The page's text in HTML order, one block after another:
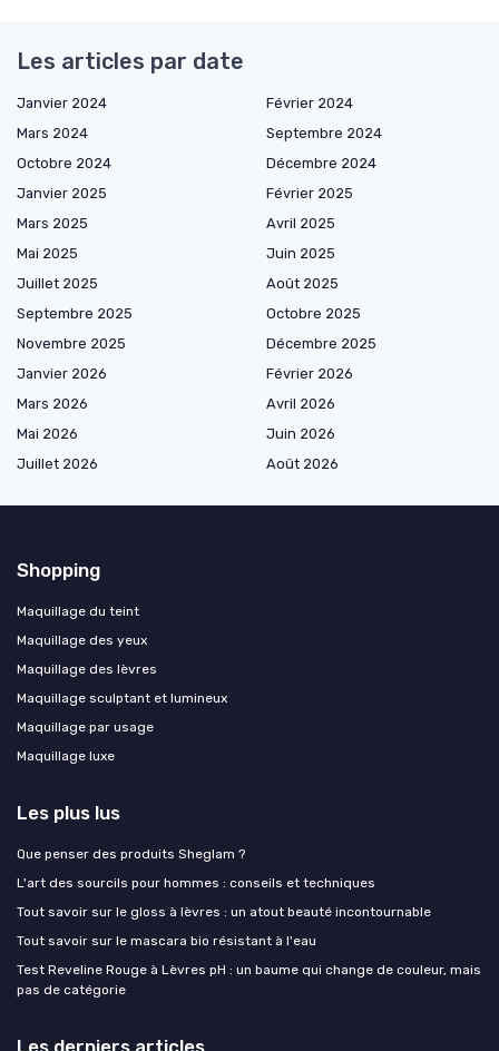
Les articles par date
Janvier 2024
Février 2024
Mars 2024
Septembre 2024
Octobre 2024
Décembre 2024
Janvier 2025
Février 2025
Mars 2025
Avril 2025
Mai 2025
Juin 2025
Juillet 2025
Août 2025
Septembre 2025
Octobre 2025
Novembre 2025
Décembre 2025
Janvier 2026
Février 2026
Mars 2026
Avril 2026
Mai 2026
Juin 2026
Juillet 2026
Août 2026
Shopping
Maquillage du teint
Maquillage des yeux
Maquillage des lèvres
Maquillage sculptant et lumineux
Maquillage par usage
Maquillage luxe
Les plus lus
Que penser des produits Sheglam ?
L'art des sourcils pour hommes : conseils et techniques
Tout savoir sur le gloss à lèvres : un atout beauté incontournable
Tout savoir sur le mascara bio résistant à l'eau
Test Reveline Rouge à Lèvres pH : un baume qui change de couleur, mais
pas de catégorie
Les derniers articles